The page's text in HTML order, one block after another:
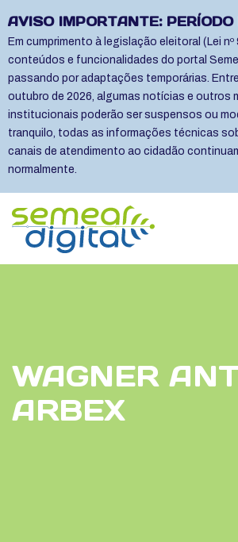
AVISO IMPORTANTE:
Em cumprimento à legislação eleitoral (Lei
conteúdos e funcionalidades do portal
passando por adaptações temporárias.
outubro de 2026, algumas notícias e outros
institucionais poderão ser suspensos ou
tranquilo, todas as informações técnicas
canais de atendimento ao cidadão
normalmente.
WAGNER
ARBEX